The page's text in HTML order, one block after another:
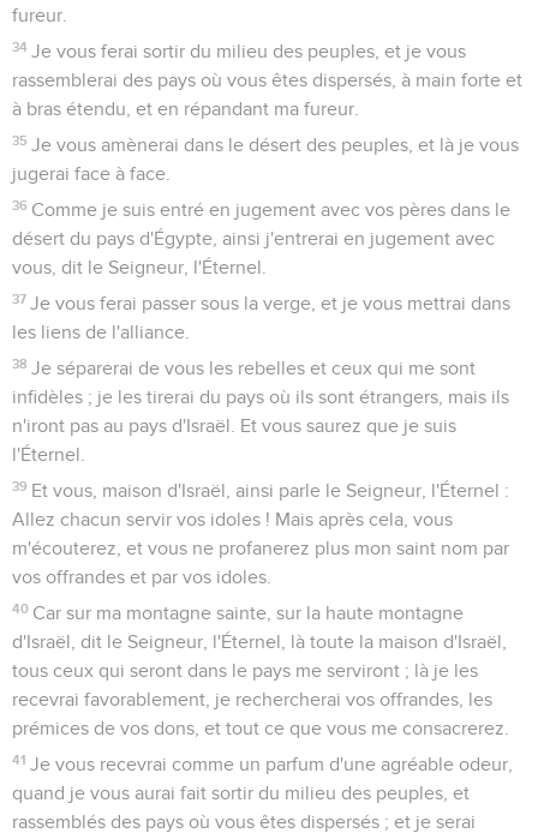
fureur.
34 Je vous ferai sortir du milieu des peuples, et je vous
rassemblerai des pays où vous êtes dispersés, à main forte et
à bras étendu, et en répandant ma fureur.
35 Je vous amènerai dans le désert des peuples, et là je vous
jugerai face à face.
36 Comme je suis entré en jugement avec vos pères dans le
désert du pays d'Égypte, ainsi j'entrerai en jugement avec
vous, dit le Seigneur, l'Éternel.
37 Je vous ferai passer sous la verge, et je vous mettrai dans
les liens de l'alliance.
38 Je séparerai de vous les rebelles et ceux qui me sont
infidèles ; je les tirerai du pays où ils sont étrangers, mais ils
n'iront pas au pays d'Israël. Et vous saurez que je suis
l'Éternel.
39 Et vous, maison d'Israël, ainsi parle le Seigneur, l'Éternel :
Allez chacun servir vos idoles ! Mais après cela, vous
m'écouterez, et vous ne profanerez plus mon saint nom par
vos offrandes et par vos idoles.
40 Car sur ma montagne sainte, sur la haute montagne
d'Israël, dit le Seigneur, l'Éternel, là toute la maison d'Israël,
tous ceux qui seront dans le pays me serviront ; là je les
recevrai favorablement, je rechercherai vos offrandes, les
prémices de vos dons, et tout ce que vous me consacrerez.
41 Je vous recevrai comme un parfum d'une agréable odeur,
quand je vous aurai fait sortir du milieu des peuples, et
rassemblés des pays où vous êtes dispersés ; et je serai